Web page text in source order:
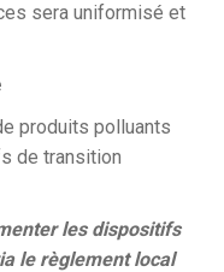
sera uniformisé et
produits polluants
de transition
les dispositifs
le règlement local